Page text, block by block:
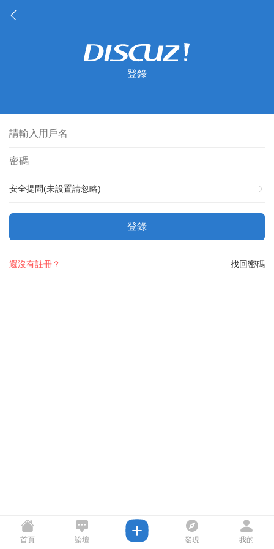
登錄
安全提問(未設置請忽略)
登錄
找回密碼
還沒有註冊？
首頁 論壇 發現 我的